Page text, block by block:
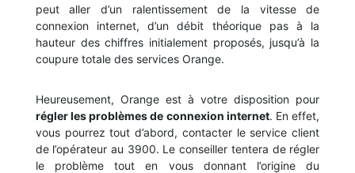
peut aller d’un ralentissement de la vitesse de
connexion internet, d’un débit théorique pas à la
hauteur des chiffres initialement proposés, jusqu’à la
coupure totale des services Orange.
Heureusement, Orange est à votre disposition pour
régler les problèmes de connexion internet. En effet,
vous pourrez tout d’abord, contacter le service client
de l’opérateur au 3900. Le conseiller tentera de régler
le problème tout en vous donnant l’origine du